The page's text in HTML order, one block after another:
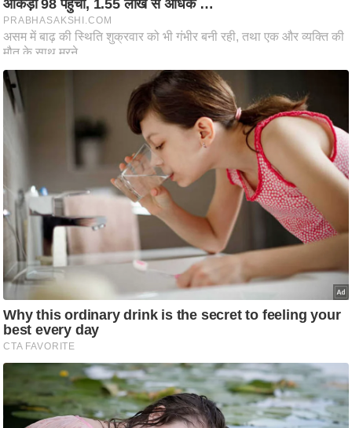
प
रा
ज
ति
स
म
सा
म
यि
क
मा
तृ
स्तं